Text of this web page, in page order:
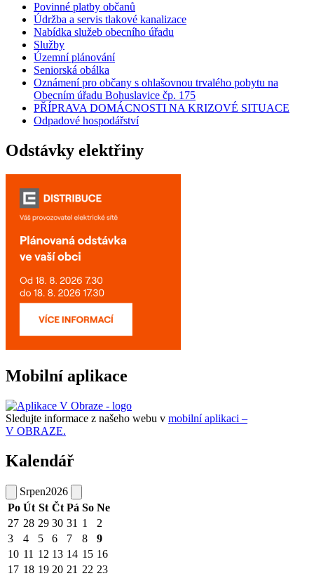
Povinné platby občanů
Údržba a servis tlakové kanalizace
Nabídka služeb obecního úřadu
Služby
Územní plánování
Seniorská obálka
Oznámení pro občany s ohlašovnou trvalého pobytu na
Obecním úřadu Bohuslavice čp. 175
PŘÍPRAVA DOMÁCNOSTI NA KRIZOVÉ SITUACE
Odpadové hospodářství
Odstávky elektřiny
Mobilní aplikace
Sledujte informace z našeho webu v mobilní aplikaci –
V OBRAZE.
Kalendář
Srpen2026
Po Út St Čt Pá So Ne
27 28 29 30 31 1
2
3
4 5 6 7 8
9
10 11 12 13 14 15 16
17 18 19 20 21 22 23